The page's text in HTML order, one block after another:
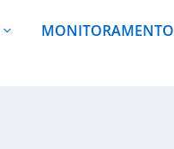
MONITORAMENTO